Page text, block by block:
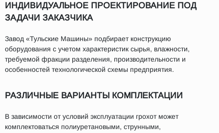
ИНДИВИДУАЛЬНОЕ ПРОЕКТИРОВАНИЕ ПОД
ЗАДАЧИ ЗАКАЗЧИКА
Завод «Тульские Машины» подбирает конструкцию
оборудования с учетом характеристик сырья, влажности,
требуемой фракции разделения, производительности и
особенностей технологической схемы предприятия.
РАЗЛИЧНЫЕ ВАРИАНТЫ КОМПЛЕКТАЦИИ
В зависимости от условий эксплуатации грохот может
комплектоваться полиуретановыми, струнными,